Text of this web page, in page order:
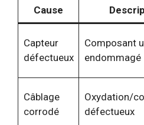
Cause
Capteur
défectueux
Composant
endommagé
Câblage
corrodé
Oxydation/
défectueux